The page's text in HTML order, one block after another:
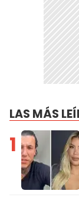
LAS MÁS
1